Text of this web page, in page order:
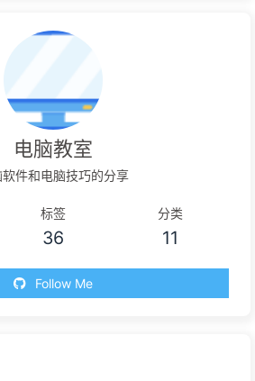
电脑教室
软件和电脑技巧的分享
标签
36
分类
11
Follow Me